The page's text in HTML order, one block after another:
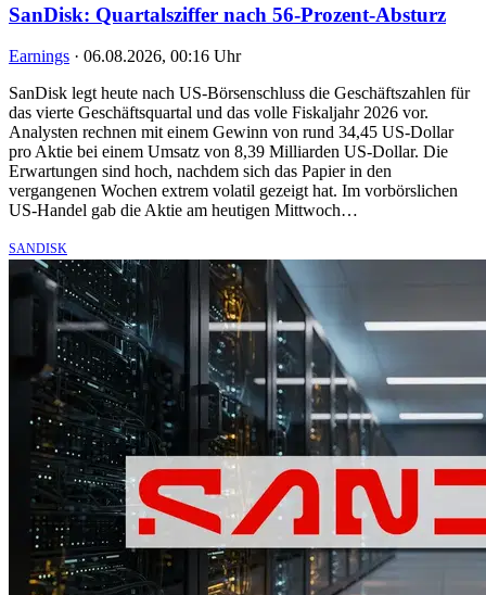
SanDisk: Quartalsziffer nach 56-Prozent-Absturz
Earnings · 06.08.2026, 00:16 Uhr
SanDisk legt heute nach US-Börsenschluss die Geschäftszahlen für
das vierte Geschäftsquartal und das volle Fiskaljahr 2026 vor.
Analysten rechnen mit einem Gewinn von rund 34,45 US-Dollar
pro Aktie bei einem Umsatz von 8,39 Milliarden US-Dollar. Die
Erwartungen sind hoch, nachdem sich das Papier in den
vergangenen Wochen extrem volatil gezeigt hat. Im vorbörslichen
US-Handel gab die Aktie am heutigen Mittwoch…
SANDISK